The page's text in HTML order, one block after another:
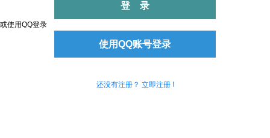
登录
或使用QQ登录
使用QQ账号登录
还没有注册？ 立即注册 !